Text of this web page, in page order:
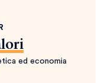
ed economia